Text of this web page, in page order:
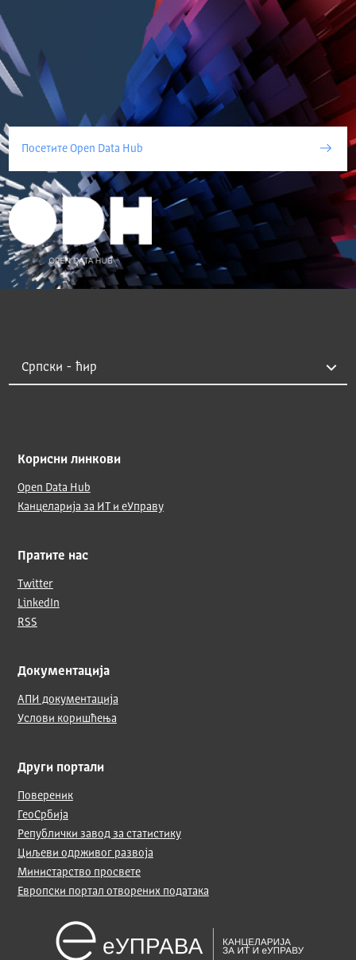
Посетите Open Data Hub
Корисни линкови
Open Data Hub
Канцеларија за ИТ и еУправу
Пратите нас
Twitter
LinkedIn
RSS
Документација
АПИ документација
Услови коришћења
Други портали
Повереник
ГеоСрбија
Републички завод за статистику
Циљеви одрживог развоја
Министарство просвете
Европски портал отворених података